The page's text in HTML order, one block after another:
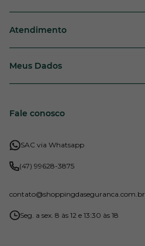
Atendimento
Meus Dados
Fale conosco
SAC via Whatsapp
(47) 99628-3875
contato@shoppingdaseguranca.com.br
Seg. a sex. 8 às 12 e 13:30 às 18